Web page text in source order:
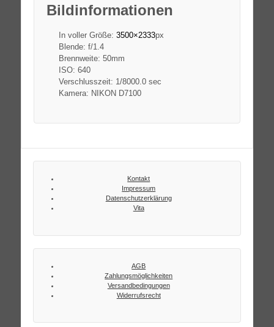
Bildinformationen
In voller Größe: 3500×2333px
Blende: f/1.4
Brennweite: 50mm
ISO: 640
Verschlusszeit: 1/8000.0 sec
Kamera: NIKON D7100
Kontakt
Impressum
Datenschutzerklärung
Vita
AGB
Zahlungsmöglichkeiten
Versandbedingungen
Widerrufsrecht